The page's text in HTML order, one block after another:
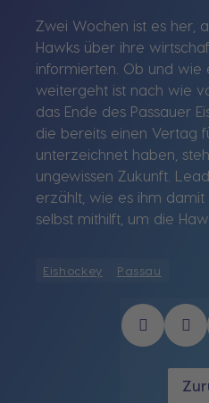
Zwei Wochen ist es her,
Hawks über ihre
informierten. Ob und wie
weitergeht ist nach wie
das Ende des Passauer
die bereits einen Vertag
unterzeichnet haben,
ungewissen Zukunft.
erzählt, wie es ihm
selbst mithilft, um die
Eishockey Passau